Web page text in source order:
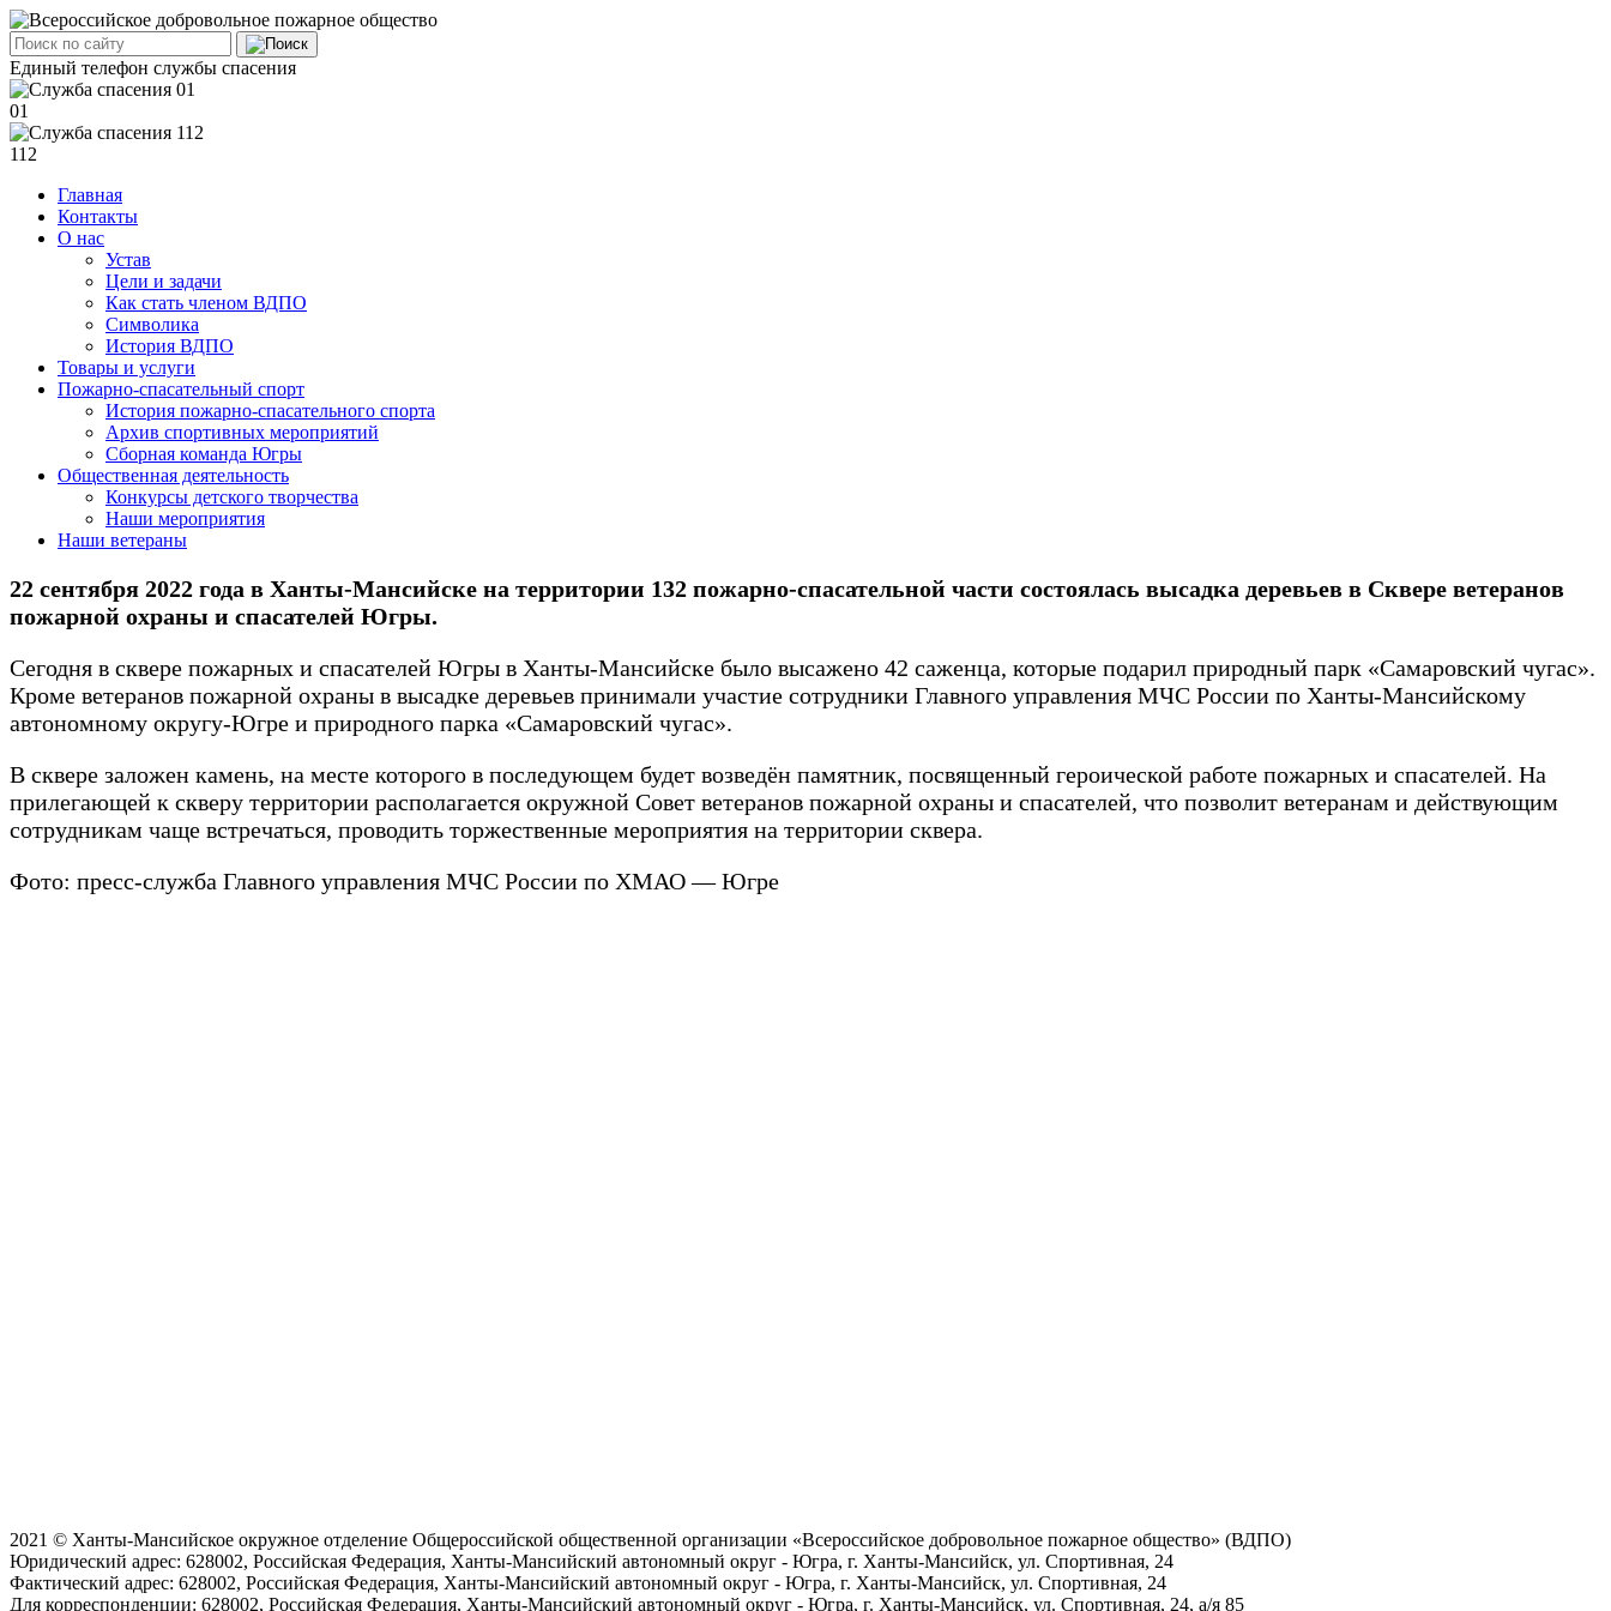
Единый телефон службы спасения
01
112
Главная
Контакты
О нас
Устав
Цели и задачи
Как стать членом ВДПО
Символика
История ВДПО
Товары и услуги
Пожарно-спасательный спорт
История пожарно-спасательного спорта
Архив спортивных мероприятий
Сборная команда Югры
Общественная деятельность
Конкурсы детского творчества
Наши мероприятия
Наши ветераны
22 сентября 2022 года в Ханты-Мансийске на территории 132 пожарно-спасательной части состоялась высадка деревьев в Сквере ветеранов
пожарной охраны и спасателей Югры.
Сегодня в сквере пожарных и спасателей Югры в Ханты-Мансийске было высажено 42 саженца, которые подарил природный парк «Самаровский чугас».
Кроме ветеранов пожарной охраны в высадке деревьев принимали участие сотрудники Главного управления МЧС России по Ханты-Мансийскому
автономному округу-Югре и природного парка «Самаровский чугас».
В сквере заложен камень, на месте которого в последующем будет возведён памятник, посвященный героической работе пожарных и спасателей. На
прилегающей к скверу территории располагается окружной Совет ветеранов пожарной охраны и спасателей, что позволит ветеранам и действующим
сотрудникам чаще встречаться, проводить торжественные мероприятия на территории сквера.
Фото: пресс-служба Главного управления МЧС России по ХМАО — Югре
2021 © Ханты-Мансийское окружное отделение Общероссийской общественной организации «Всероссийское добровольное пожарное общество» (ВДПО)
Юридический адрес: 628002, Российская Федерация, Ханты-Мансийский автономный округ - Югра, г. Ханты-Мансийск, ул. Спортивная, 24
Фактический адрес: 628002, Российская Федерация, Ханты-Мансийский автономный округ - Югра, г. Ханты-Мансийск, ул. Спортивная, 24
Для корреспонденции: 628002, Российская Федерация, Ханты-Мансийский автономный округ - Югра, г. Ханты-Мансийск, ул. Спортивная, 24, а/я 85